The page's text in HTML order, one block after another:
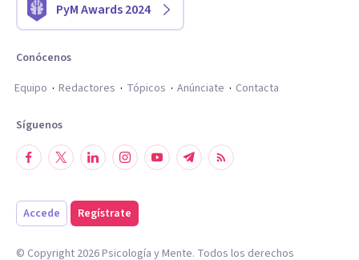
PyM Awards 2024
Conócenos
Equipo
Redactores Tópicos Anúnciate Contacta
Síguenos
Accede Regístrate
© Copyright 2026Psicología y Mente. Todos los derechos